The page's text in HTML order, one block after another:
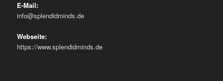
E-Mail:
info@splendidminds.de
Webseite:
https://www.splendidminds.de